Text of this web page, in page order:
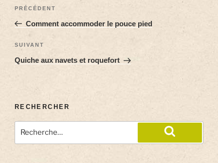
PRÉCÉDENT
Comment accommoder le pouce pied
SUIVANT
Quiche aux navets et roquefort
RECHERCHER